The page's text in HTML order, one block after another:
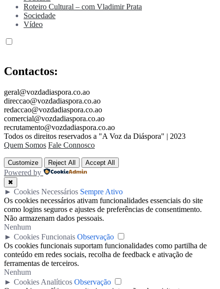
Roteiro Cultural – com Vladimir Prata
Sociedade
Vídeo
Contactos:
geral@vozdadiaspora.co.ao
direccao@vozdadiaspora.co.ao
redaccao@vozdadiaspora.co.ao
comercial@vozdadiaspora.co.ao
recrutamento@vozdadiaspora.co.ao
Todos os direitos reservados a "A Voz da Diáspora" | 2023
Quem Somos Fale Connosco
Customize Reject All Accept All
Powered by
✖
► Cookies Necessários Sempre Ativo
Os cookies necessários ativam funcionalidades essenciais do site
como logins seguros e ajustes de preferências de consentimento.
Não armazenam dados pessoais.
Nenhum
► Cookies Funcionais Observação
Os cookies funcionais suportam funcionalidades como partilha de
conteúdo em redes sociais, recolha de feedback e ativação de
ferramentas de terceiros.
Nenhum
► Cookies Analíticos Observação